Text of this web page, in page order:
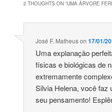
2 THOUGHTS ON “UMA ÁRVORE
José F. Matheuson17/01/
Uma explanação
físicas e biológicas de
extremamente
Silvia Helena, você faz
seu pensamento!